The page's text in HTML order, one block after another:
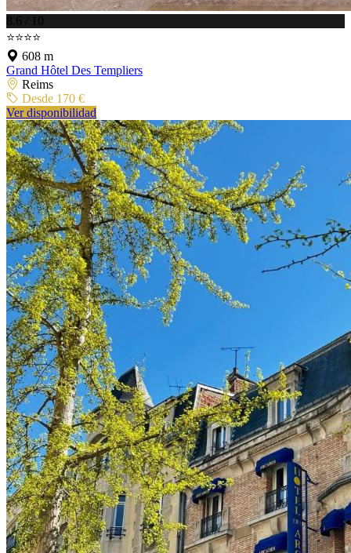
8.6 / 10
⭐⭐⭐⭐
608 m
Grand Hôtel Des Templiers
Reims
Desde 170 €
Ver disponibilidad